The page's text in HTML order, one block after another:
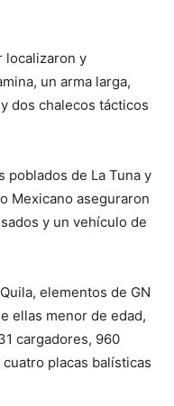
localizaron y
un arma larga,
dos chalecos tácticos
poblados de La Tuna y
Mexicano aseguraron
y un vehículo de
elementos de GN
ellas menor de edad,
cargadores, 960
placas balísticas